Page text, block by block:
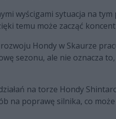
wyścigami sytuacja na
temu może zacząć
rozwoju Hondy w Skaurze
sezonu, ale nie oznacza
na torze Hondy
na poprawę silnika, co